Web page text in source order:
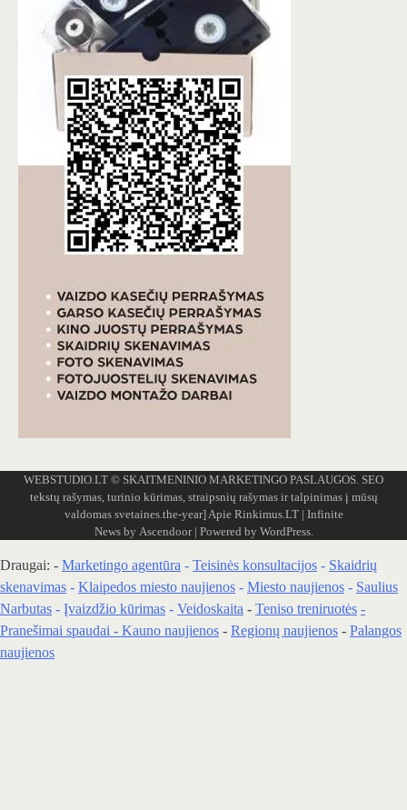
WEBSTUDIO.LT © SKAITMENINIO MARKETINGO PASLAUGOS. SEO
tekstų rašymas, turinio kūrimas, straipsnių rašymas ir talpinimas į mūsų
valdomas svetaines.the-year]Apie Rinkimus.LT| Infinite
News by Ascendoor| Powered by WordPress.
Draugai: - Marketingo agentūra - Teisinės konsultacijos - Skaidrių
skenavimas - Klaipedos miesto naujienos - Miesto naujienos - Saulius
Narbutas - Įvaizdžio kūrimas - Veidoskaita - Teniso treniruotės -
Pranešimai spaudai - Kauno naujienos - Regionų naujienos - Palangos
naujienos